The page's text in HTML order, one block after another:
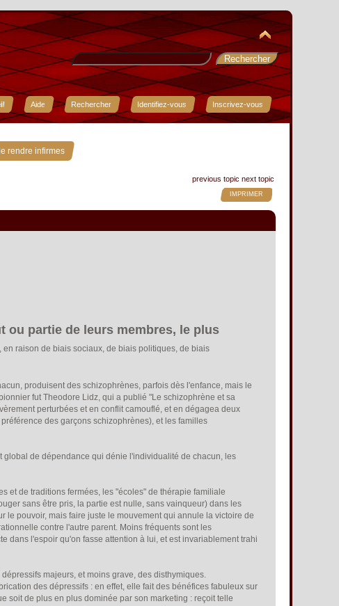
Aide Rechercher Identifiez-vous Inscrivez-vous
rendre infirmes
previous topic next topic
IMPRIMER
ou partie de leurs membres, le plus
raison de biais sociaux, de biais politiques, de biais
produisent des schizophrènes, parfois dès l'enfance, mais le
fut Theodore Lidz, qui a publié "Le schizophrène et sa
perturbées et en conflit camouflé, et en dégagea deux
des garçons schizophrènes), et les familles
global de dépendance qui dénie l'individualité de chacun, les
et de traditions fermées, les "écoles" de thérapie familiale
sans être pris, la partie est nulle, sans vainqueur) dans les
pouvoir, mais faire juste le mouvement qui annule la victoire de
contre l'autre parent. Moins fréquents sont les
dans l'espoir qu'on fasse attention à lui, et est invariablement trahi
majeurs, et moins grave, des disthymiques.
des dépressifs : en effet, elle fait des bénéfices fabuleux sur
soit de plus en plus dominée par son marketing : reçoit telle